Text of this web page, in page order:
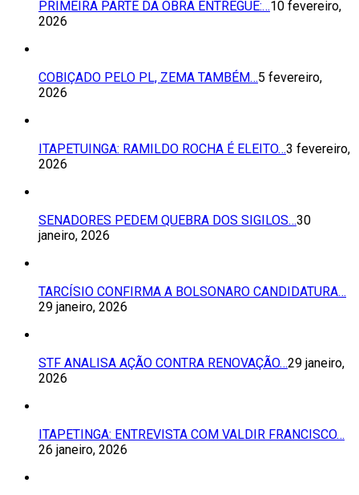
PRIMEIRA PARTE DA OBRA ENTREGUE:…10 fevereiro,
2026
COBIÇADO PELO PL, ZEMA TAMBÉM…5 fevereiro,
2026
ITAPETUINGA: RAMILDO ROCHA É ELEITO…3 fevereiro,
2026
SENADORES PEDEM QUEBRA DOS SIGILOS…30
janeiro, 2026
TARCÍSIO CONFIRMA A BOLSONARO CANDIDATURA…
29 janeiro, 2026
STF ANALISA AÇÃO CONTRA RENOVAÇÃO…29 janeiro,
2026
ITAPETINGA: ENTREVISTA COM VALDIR FRANCISCO…
26 janeiro, 2026